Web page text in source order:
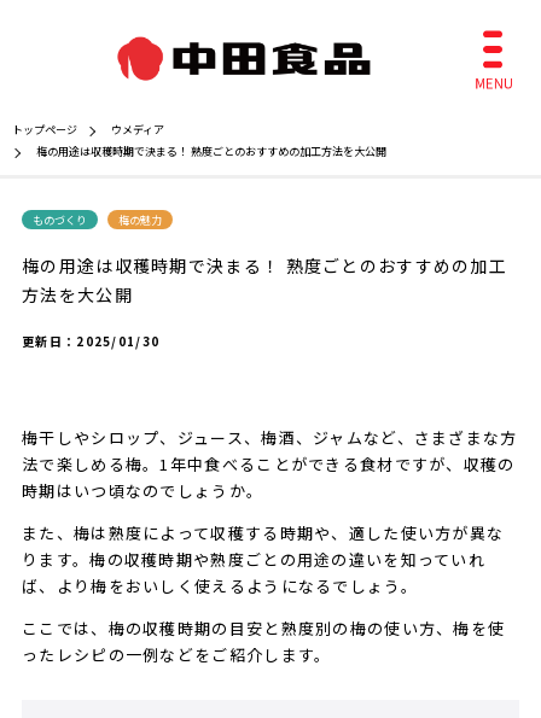
トップページ
ウメディア
梅の用途は収穫時期で決まる！ 熟度ごとのおすすめの加工方法を大公開
ものづくり 梅の魅力
梅の用途は収穫時期で決まる！ 熟度ごとのおすすめの加工
方法を大公開
更新日： 2025/01/30
梅干しやシロップ、ジュース、梅酒、ジャムなど、さまざまな方
法で楽しめる梅。1年中食べることができる食材ですが、収穫の
時期はいつ頃なのでしょうか。
また、梅は熟度によって収穫する時期や、適した使い方が異な
ります。梅の収穫時期や熟度ごとの用途の違いを知っていれ
ば、より梅をおいしく使えるようになるでしょう。
ここでは、梅の収穫時期の目安と熟度別の梅の使い方、梅を使
ったレシピの一例などをご紹介します。